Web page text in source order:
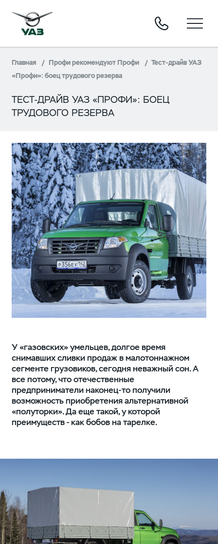
Главная Профи рекомендуют Профи
Тест-драйв УАЗ
«Профи»: боец трудового резерва
ТЕСТ-ДРАЙВ УАЗ «ПРОФИ»: БОЕЦ
ТРУДОВОГО РЕЗЕРВА
У «газовских» умельцев, долгое время
снимавших сливки продаж в малотоннажном
сегменте грузовиков, сегодня неважный сон. А
все потому, что отечественные
предприниматели наконец-то получили
возможность приобретения альтернативной
«полуторки». Да еще такой, у которой
преимуществ - как бобов на тарелке.